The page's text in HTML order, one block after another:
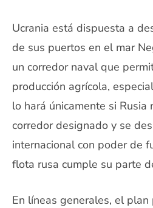
Ucrania está dispuesta a
de sus puertos en el mar
un corredor naval que
producción agrícola,
lo hará únicamente si
corredor designado y se
internacional con poder de
flota rusa cumple su parte
En líneas generales, el